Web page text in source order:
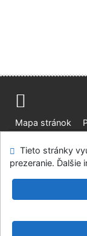
Mapa stránok
Slovenská
univerzite vo
©1993-2026
Tieto stránky
prezeranie. Ďalšie